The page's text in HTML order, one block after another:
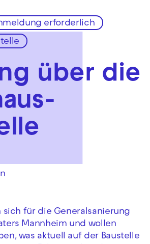
springenerforderlich
über die
sich für die Generalsanierung
Mannheim und wollen
was aktuell auf der Baustelle